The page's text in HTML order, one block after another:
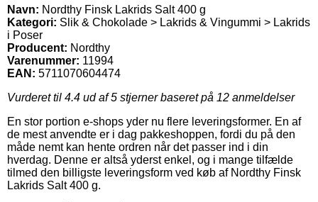
Navn: Nordthy Finsk Lakrids Salt 400 g
Kategori: Slik & Chokolade > Lakrids & Vingummi > Lakrids
i Poser
Producent: Nordthy
Varenummer: 11994
EAN: 5711070604474
Vurderet til 4.4 ud af 5 stjerner baseret på 12 anmeldelser
En stor portion e-shops yder nu flere leveringsformer. En af
de mest anvendte er i dag pakkeshoppen, fordi du på den
måde nemt kan hente ordren når det passer ind i din
hverdag. Denne er altså yderst enkel, og i mange tilfælde
tilmed den billigste leveringsform ved køb af Nordthy Finsk
Lakrids Salt 400 g.